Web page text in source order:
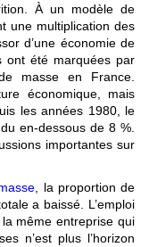
À un modèle de
une multiplication des
d’une économie de
ont été marquées par
masse en France.
économique, mais
les années 1980, le
en-dessous de 8 %.
importantes sur
, la proportion de
a baissé. L’emploi
même entreprise qui
n’est plus l’horizon